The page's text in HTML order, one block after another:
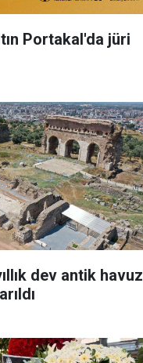
Portakal'da jüri
dev antik havuz